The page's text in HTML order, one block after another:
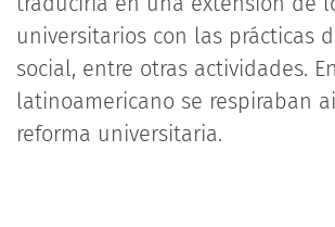
universitarios con las prácticas
social, entre otras actividades.
latinoamericano se respiraban
reforma universitaria.